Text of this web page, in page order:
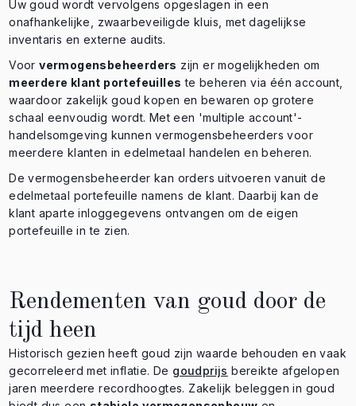
Uw goud wordt vervolgens opgeslagen in een
onafhankelijke, zwaarbeveiligde kluis, met dagelijkse
inventaris en externe audits.
Voorvermogensbeheerders zijn er mogelijkheden om
meerdere klant portefeuilles te beheren via één account,
waardoor zakelijk goud kopen en bewaren op grotere
schaal eenvoudig wordt. Met een 'multiple account'-
handelsomgeving kunnen vermogensbeheerders voor
meerdere klanten in edelmetaal handelen en beheren.
De vermogensbeheerder kan orders uitvoeren vanuit de
edelmetaal portefeuille namens de klant. Daarbij kan de
klant aparte inloggegevens ontvangen om de eigen
portefeuille in te zien.
Rendementen van goud door de
tijd heen
Historisch gezien heeft goud zijn waarde behouden en vaak
gecorreleerd met inflatie. De goudprijs bereikte afgelopen
jaren meerdere recordhoogtes. Zakelijk beleggen in goud